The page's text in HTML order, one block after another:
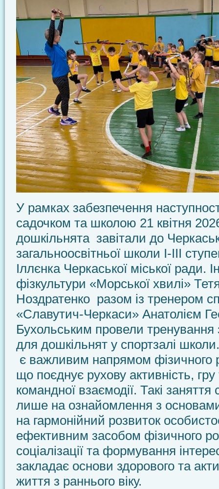
У рамках забезпечення
садочком та школою 21 квітня
дошкільнята завітали до
загальноосвітньої школи І-ІІІ
Іллєнка Черкаської міської ради.
фізкультури «Морської хвилі»
Ноздратенко разом із тренером
«Славутич-Черкаси» Анатолієм
Бухольським провели тренування
для дошкільнят у спортзалі
є важливим напрямом фізичного
що поєднує рухову активність,
командної взаємодії. Такі
лише на ознайомлення з
на гармонійний розвиток
ефективним засобом фізичного
соціалізації та формування
закладає основи здорового та
життя з раннього віку.